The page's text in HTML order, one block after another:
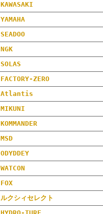
KAWASAKI
YAMAHA
SEADOO
NGK
SOLAS
FACTORY-ZERO
Atlantis
MIKUNI
KOMMANDER
MSD
ODYDDEY
WATCON
FOX
ルクシィセレクト